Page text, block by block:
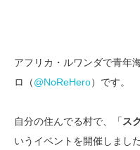
アフリカ・ルワンダで青年
ロ（@NoReHero）です。
自分の住んでる村で、「 ス
いうイベントを開催しまし